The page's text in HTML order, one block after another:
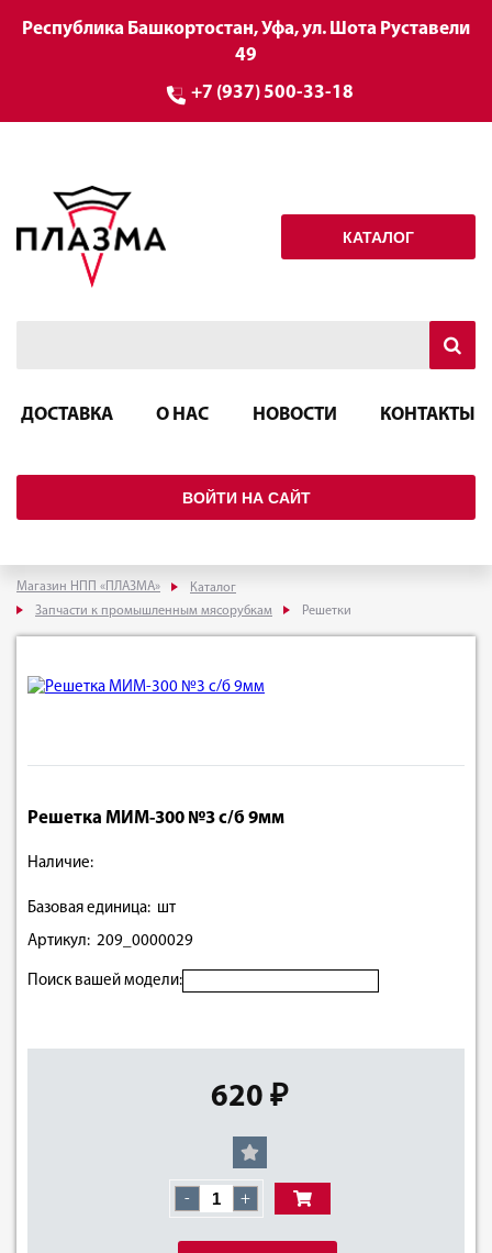
Республика Башкортостан, Уфа, ул. Шота Руставели
49
+7 (937) 500-33-18
КАТАЛОГ
ДОСТАВКА О НАС НОВОСТИ КОНТАКТЫ
ВОЙТИ НА САЙТ
Магазин НПП «ПЛАЗМА»
Каталог
Запчасти к промышленным мясорубкам
Решетки
Решетка МИМ-300 №3 с/б 9мм
Наличие:
Базовая единица: шт
Артикул: 209_0000029
Поиск вашей модели:
620 ₽
- +